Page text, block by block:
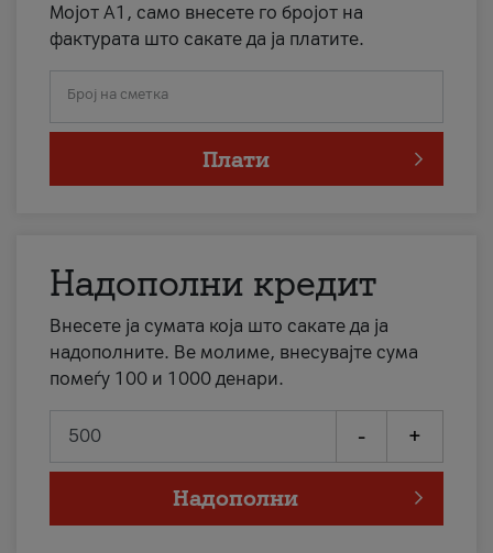
Мојот А1, само внесете го бројот на
фактурата што сакате да ја платите.
Број на сметка
Плати
Надополни кредит
Внесете ја сумата која што сакате да ја
надополните. Ве молиме, внесувајте сума
помеѓу 100 и 1000 денари.
- +
Надополни